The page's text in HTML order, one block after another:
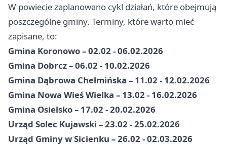
W powiecie zaplanowano cykl działań, które obejmują
poszczególne gminy. Terminy, które warto mieć
zapisane, to:
Gmina Koronowo – 02.02 - 06.02.2026
Gmina Dobrcz – 06.02 - 10.02.2026
Gmina Dąbrowa Chełmińska – 11.02 - 12.02.2026
Gmina Nowa Wieś Wielka – 13.02 - 16.02.2026
Gmina Osielsko – 17.02 - 20.02.2026
Urząd Solec Kujawski – 23.02 - 25.02.2026
Urząd Gminy w Sicienku – 26.02 - 02.03.2026